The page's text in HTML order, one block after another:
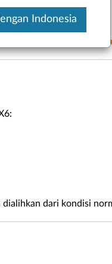
artikel terjemahan
dari kondisi
Indonesia